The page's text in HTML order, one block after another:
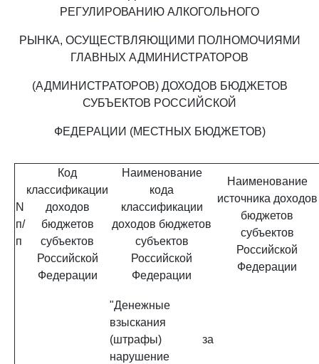
РЕГУЛИРОВАНИЮ АЛКОГОЛЬНОГО
РЫНКА, ОСУЩЕСТВЛЯЮЩИМИ ПОЛНОМОЧИЯМИ
ГЛАВНЫХ АДМИНИСТРАТОРОВ
(АДМИНИСТРАТОРОВ) ДОХОДОВ БЮДЖЕТОВ
СУБЪЕКТОВ РОССИЙСКОЙ
ФЕДЕРАЦИИ (МЕСТНЫХ БЮДЖЕТОВ)
N
п/
п
Код
классификации
доходов
бюджетов
субъектов
Российской
Федерации
Наименование
кода
классификации
доходов бюджетов
субъектов
Российской
Федерации
Наименование
источника доходов
бюджетов
субъектов
Российской
Федерации
"Денежные
взыскания
(штрафы) за
нарушение